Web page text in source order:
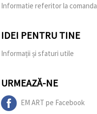
Informatie referitor la comanda
IDEI PENTRU TINE
Informații și sfaturi utile
URMEAZĂ-NE
EM ART pe Facebook